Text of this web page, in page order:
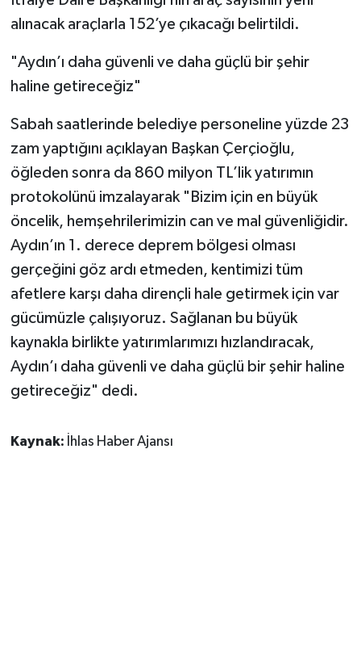
alınacak araçlarla 152’ye çıkacağı belirtildi.
"Aydın’ı daha güvenli ve daha güçlü bir şehir
haline getireceğiz"
Sabah saatlerinde belediye personeline yüzde 23
zam yaptığını açıklayan Başkan Çerçioğlu,
öğleden sonra da 860 milyon TL’lik yatırımın
protokolünü imzalayarak "Bizim için en büyük
öncelik, hemşehrilerimizin can ve mal güvenliğidir.
Aydın’ın 1. derece deprem bölgesi olması
gerçeğini göz ardı etmeden, kentimizi tüm
afetlere karşı daha dirençli hale getirmek için var
gücümüzle çalışıyoruz. Sağlanan bu büyük
kaynakla birlikte yatırımlarımızı hızlandıracak,
Aydın’ı daha güvenli ve daha güçlü bir şehir haline
getireceğiz" dedi.
Kaynak: İhlas Haber Ajansı